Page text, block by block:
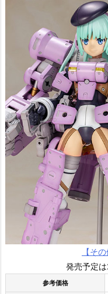
【そ
発売予定
参考価格